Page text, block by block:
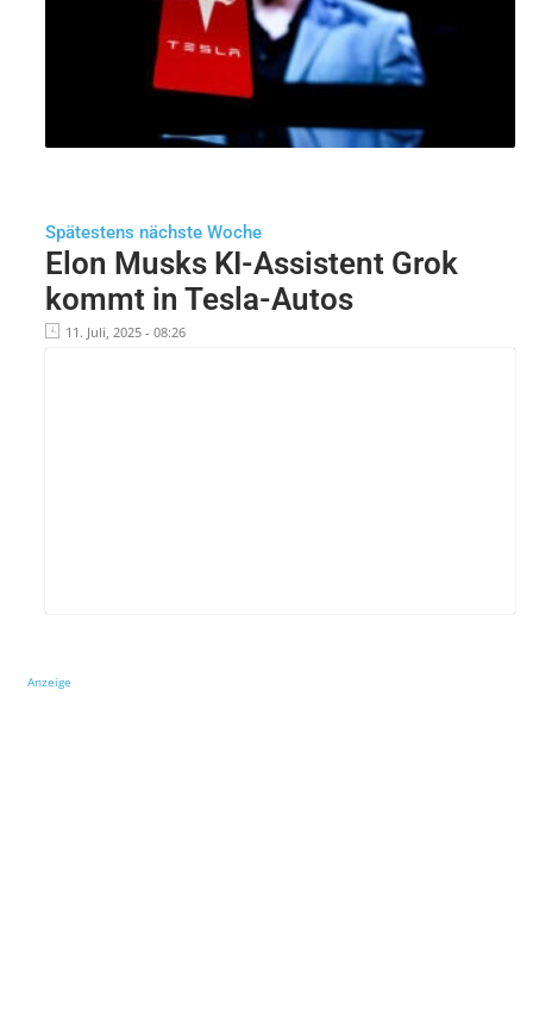
Spätestens nächste Woche
Elon Musks KI-Assistent Grok
kommt in Tesla-Autos
11. Juli, 2025 - 08:26
Anzeige